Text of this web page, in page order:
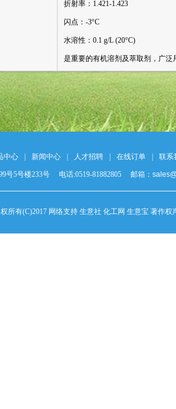
折射率：1.421-1.423
闪点：-3°C
水溶性：0.1 g/L (20°C)
是重要的有机溶剂及萃取剂，广
中心 新闻中心 人才招聘 在线订单 联系
号5号楼233号 电话:0519-81882805 邮箱：
所有(C)2017 网络支持 生意社 化工网 生意宝 著作权